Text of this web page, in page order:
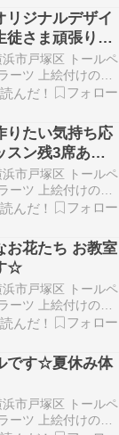
いを心がけてレッ
日水…
リジナルデザイ
さま頑張りま
市戸塚区 トールペ
ーツ 上絵付けのお
Angel 松本
寄り添いながら想い
いを心がけてレッ
日水…
たい気持ち応
スン残3席あり
市戸塚区 トールペ
ーツ 上絵付けのお
Angel 松本
寄り添いながら想い
いを心がけてレッ
日水…
お花たち お教室
☆
市戸塚区 トールペ
ーツ 上絵付けのお
Angel 松本
寄り添いながら想い
いを心がけてレッ
日水…
です☆夏休み体
市戸塚区 トールペ
ーツ 上絵付けのお